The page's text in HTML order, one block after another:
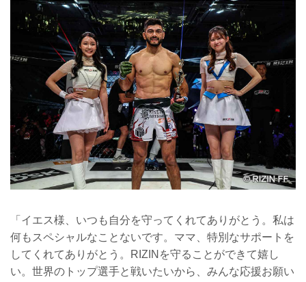
「イエス様、いつも自分を守ってくれてありがとう。私は
何もスペシャルなことないです。ママ、特別なサポートを
してくれてありがとう。RIZINを守ることができて嬉し
い。世界のトップ選手と戦いたいから、みんな応援お願い